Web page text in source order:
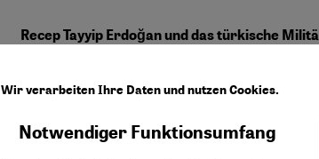
Recep Tayyip Erdoğan und das türkische
Vom Rivalen zum
Wir verarbeiten Ihre Daten und nutzen Cookies.
Notwendiger Funktionsumfang